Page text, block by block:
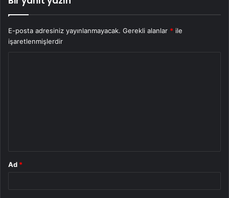
E-posta adresiniz yayınlanmayacak. Gerekli alanlar * ile
işaretlenmişlerdir
Ad *